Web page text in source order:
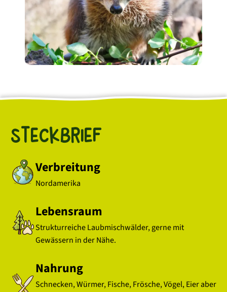
Steckbrief
Verbreitung
Nordamerika
Lebensraum
Strukturreiche Laubmischwälder, gerne mit
Gewässern in der Nähe.
Nahrung
Schnecken, Würmer, Fische, Frösche, Vögel, Eier aber